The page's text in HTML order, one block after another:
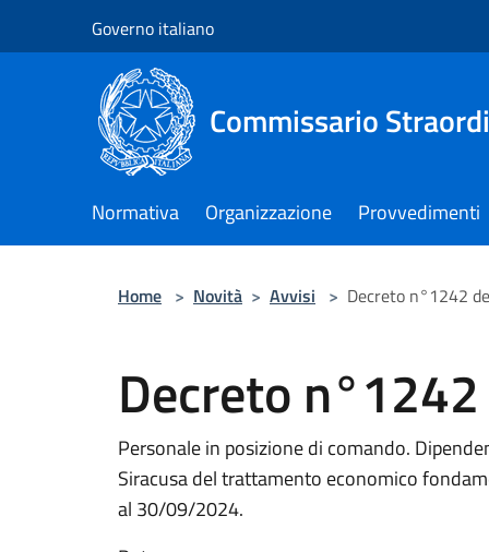
Governo italiano
Commissario
Normativa Organizzazione Provvedimenti
Home > Novità > Avvisi > Decreto n°1242
Decreto
Personale in posizione di comando.
Siracusa del trattamento economico
al 30/09/2024.